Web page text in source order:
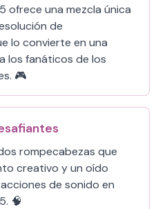
ofrece una mezcla única
de
lo convierte en una
los fanáticos de los
🎮
rompecabezas que
creativo y un oído
de sonido en
🧠